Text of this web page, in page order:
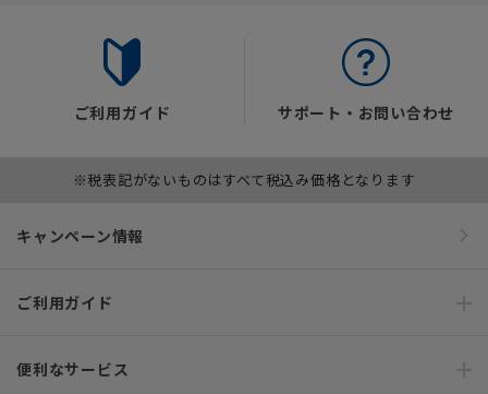
ご利用ガイド サポート・お問い合わせ
※税表記がないものはすべて税込み価格となります
キャンペーン情報
ご利用ガイド
便利なサービス